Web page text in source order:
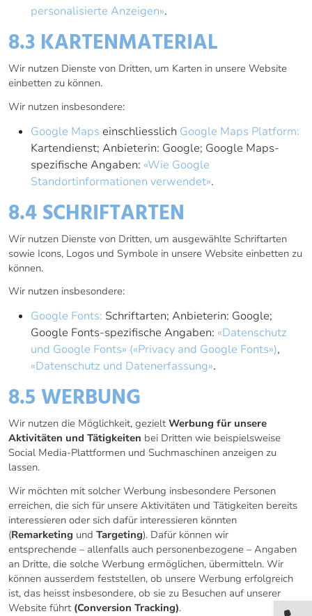
personalisierte Anzeigen».
8.3 KARTENMATERIAL
Wir nutzen Dienste von Dritten, um Karten in unsere Website
einbetten zu können.
Wir nutzen insbesondere:
Google Maps einschliesslich Google Maps Platform:
Kartendienst; Anbieterin: Google; Google Maps-
spezifische Angaben: «Wie Google
Standortinformationen verwendet».
8.4 SCHRIFTARTEN
Wir nutzen Dienste von Dritten, um ausgewählte Schriftarten
sowie Icons, Logos und Symbole in unsere Website einbetten zu
können.
Wir nutzen insbesondere:
Google Fonts: Schriftarten; Anbieterin: Google;
Google Fonts-spezifische Angaben: «Datenschutz
und Google Fonts» («Privacy and Google Fonts»),
«Datenschutz und Datenerfassung».
8.5 WERBUNG
Wir nutzen die Möglichkeit, gezieltWerbung für unsere
Aktivitäten und Tätigkeiten bei Dritten wie beispielsweise
Social Media-Plattformen und Suchmaschinen anzeigen zu
lassen.
Wir möchten mit solcher Werbung insbesondere Personen
erreichen, die sich für unsere Aktivitäten und Tätigkeiten bereits
interessieren oder sich dafür interessieren könnten
(Remarketing und Targeting). Dafür können wir
entsprechende – allenfalls auch personenbezogene – Angaben
an Dritte, die solche Werbung ermöglichen, übermitteln. Wir
können ausserdem feststellen, ob unsere Werbung erfolgreich
ist, das heisst insbesondere, ob sie zu Besuchen auf unserer
Website führt (Conversion Tracking).